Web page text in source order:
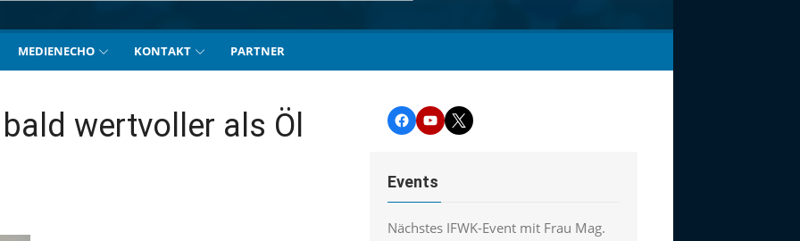
MEDIENECHO KONTAKT PARTNER
wertvoller als Öl
Facebook
YouTubeTwitter
Events
Nächstes IFWK-Event mit Frau Mag.